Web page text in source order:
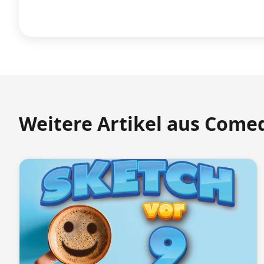
Weitere Artikel aus